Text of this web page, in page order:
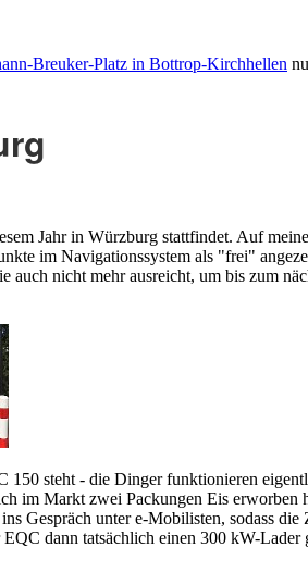
Breuker-Platz in Bottrop-Kirchhellen
Jahr in Würzburg stattfindet. Auf
im Navigationssystem als "frei"
nicht mehr ausreicht, um bis zum
150 steht - die Dinger funktionieren
im Markt zwei Packungen Eis
Gespräch unter e-Mobilisten, sodass
dann tatsächlich einen 300 kW-